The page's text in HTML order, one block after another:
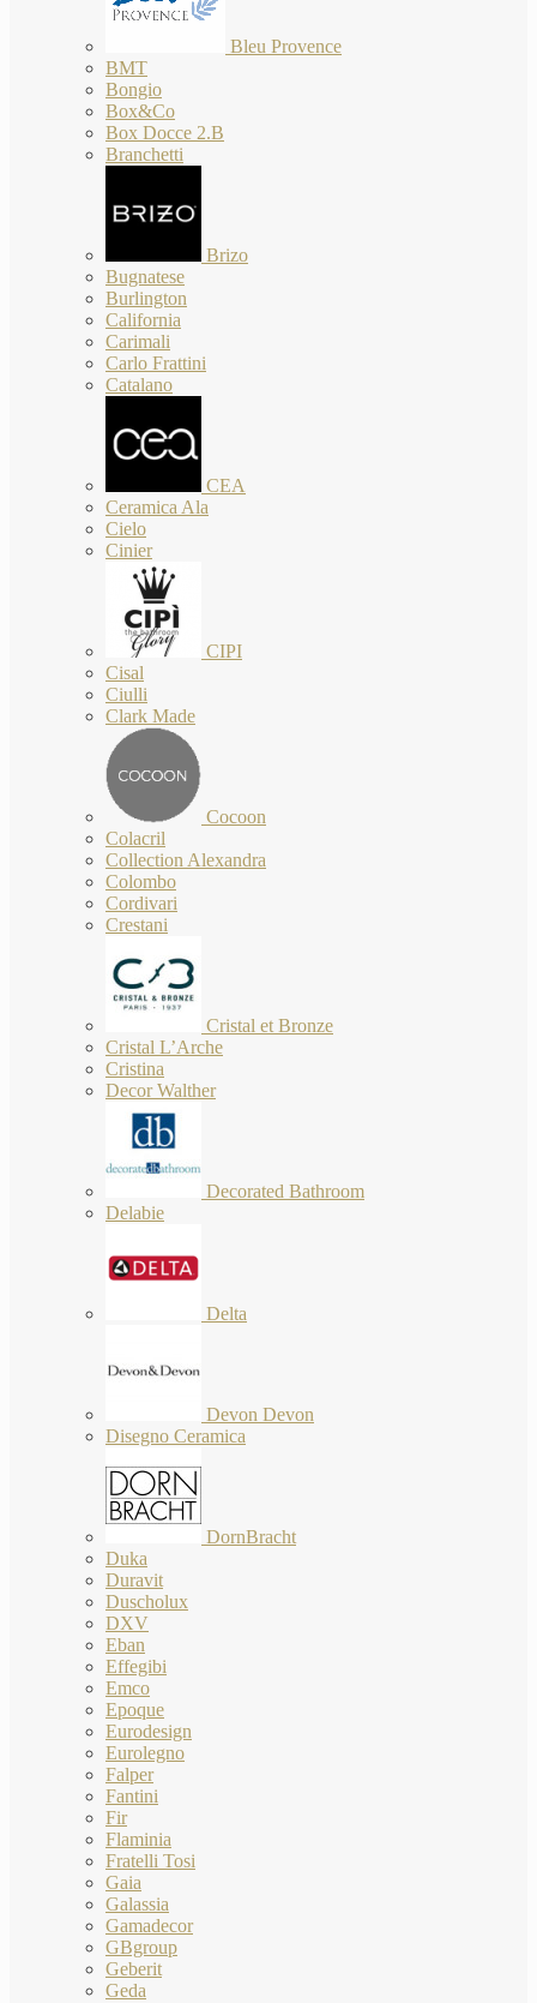
Bleu Provence
BMT
Bongio
Box&Co
Box Docce 2.B
Branchetti
Brizo
Bugnatese
Burlington
California
Carimali
Carlo Frattini
Catalano
CEA
Ceramica Ala
Cielo
Cinier
CIPI
Cisal
Ciulli
Clark Made
Cocoon
Colacril
Collection Alexandra
Colombo
Cordivari
Crestani
Cristal et Bronze
Cristal L’Arche
Cristina
Decor Walther
Decorated Bathroom
Delabie
Delta
Devon Devon
Disegno Ceramica
DornBracht
Duka
Duravit
Duscholux
DXV
Eban
Effegibi
Emco
Epoque
Eurodesign
Eurolegno
Falper
Fantini
Fir
Flaminia
Fratelli Tosi
Gaia
Galassia
Gamadecor
GBgroup
Geberit
Geda